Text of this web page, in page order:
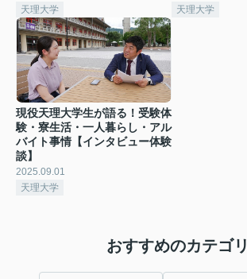
天理大学
天理大学
現役天理大学生が語る！受験体
験・寮生活・一人暮らし・アル
バイト事情【インタビュー体験
談】
2025.09.01
天理大学
おすすめのカテゴリ